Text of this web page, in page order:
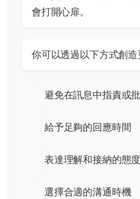
會打開心扉。
你可以透過以下方式創造
避免在訊息中指責或
給予足夠的回應時間
表達理解和接納的態度
選擇合適的溝通時機